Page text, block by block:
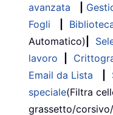
avanzata
Fogli
Automatico)
lavoro
Email da Lista
speciale(Filtra
grassetto/